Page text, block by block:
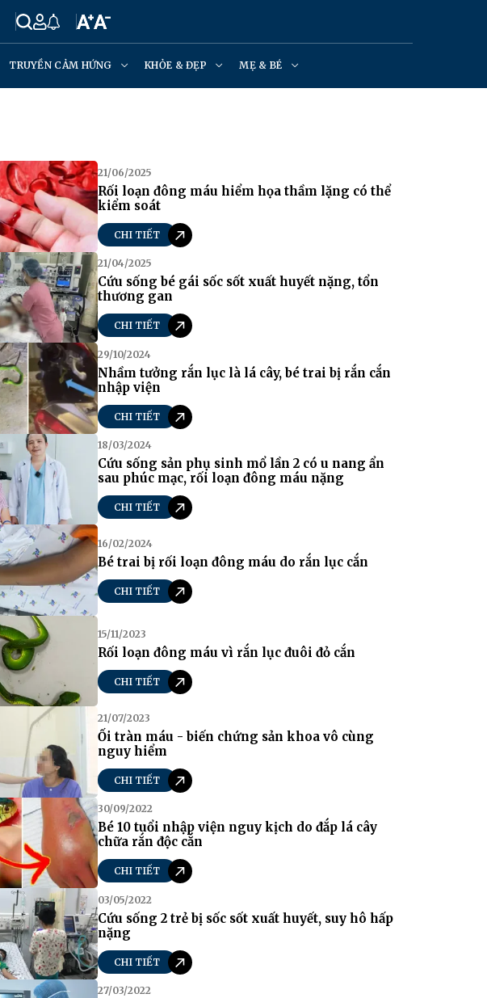
TRUYỀN CẢM HỨNG KHỎE & ĐẸP MẸ & BÉ
21/06/2025
Rối loạn đông máu hiểm họa thầm lặng có thể
kiểm soát
CHI TIẾT
21/04/2025
Cứu sống bé gái sốc sốt xuất huyết nặng, tổn
thương gan
CHI TIẾT
29/10/2024
Nhầm tưởng rắn lục là lá cây, bé trai bị rắn cắn
nhập viện
CHI TIẾT
18/03/2024
Cứu sống sản phụ sinh mổ lần 2 có u nang ẩn
sau phúc mạc, rối loạn đông máu nặng
CHI TIẾT
16/02/2024
Bé trai bị rối loạn đông máu do rắn lục cắn
CHI TIẾT
15/11/2023
Rối loạn đông máu vì rắn lục đuôi đỏ cắn
CHI TIẾT
21/07/2023
Ối tràn máu - biến chứng sản khoa vô cùng
nguy hiểm
CHI TIẾT
30/09/2022
Bé 10 tuổi nhập viện nguy kịch do đắp lá cây
chữa rắn độc cắn
CHI TIẾT
03/05/2022
Cứu sống 2 trẻ bị sốc sốt xuất huyết, suy hô hấp
nặng
CHI TIẾT
27/03/2022